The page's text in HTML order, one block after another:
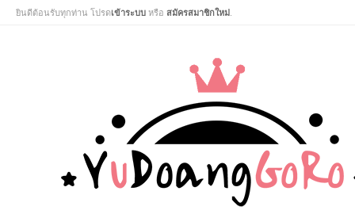
ยินดีต้อนรับทุกท่าน โปรดเข้าระบบ หรือ สมัครสมาชิกใหม่